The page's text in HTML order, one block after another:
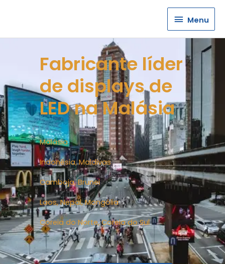
Menu
Menu
Fabricante líder
de displays de
LED na Malásia
Malásia
Indonésia, Maldivas
Camboja, Brunei
Laos, Nepal, Mongólia
Coreia do Norte, Coreia do Sul